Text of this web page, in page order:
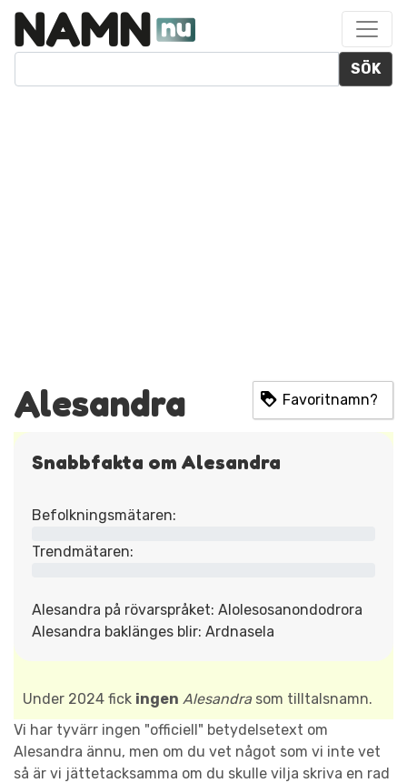
SÖK
Alesandra Favoritnamn?
Snabbfakta om Alesandra
Befolkningsmätaren:
Trendmätaren:
Alesandra på rövarspråket: Alolesosanondodrora
Alesandra baklänges blir: Ardnasela
Under 2024 fick ingen Alesandrasom tilltalsnamn.
Vi har tyvärr ingen "officiell" betydelsetext om
Alesandra ännu, men om du vet något som vi inte vet
så är vi jättetacksamma om du skulle vilja skriva en rad